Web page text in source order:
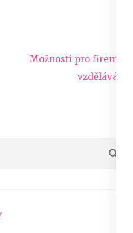
Možnosti pro firemní
vzdělávání